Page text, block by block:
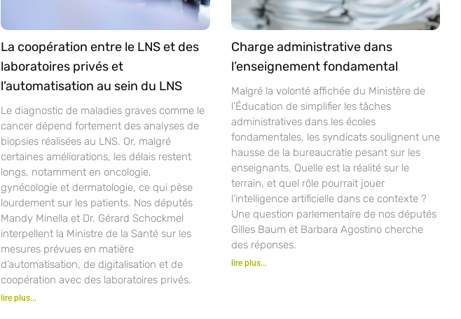
La coopération entre le LNS et des
laboratoires privés et
l’automatisation au sein du LNS
Le diagnostic de maladies graves comme le
cancer dépend fortement des analyses de
biopsies réalisées au LNS. Or, malgré
certaines améliorations, les délais restent
longs, notamment en oncologie,
gynécologie et dermatologie, ce qui pèse
lourdement sur les patients. Nos députés
Mandy Minella et Dr. Gérard Schockmel
interpellent la Ministre de la Santé sur les
mesures prévues en matière
d’automatisation, de digitalisation et de
coopération avec des laboratoires privés.
lire plus...
Charge administrative dans
l’enseignement fondamental
Malgré la volonté affichée du Ministère de
l’Éducation de simplifier les tâches
administratives dans les écoles
fondamentales, les syndicats soulignent une
hausse de la bureaucratie pesant sur les
enseignants. Quelle est la réalité sur le
terrain, et quel rôle pourrait jouer
l’intelligence artificielle dans ce contexte ?
Une question parlementaire de nos députés
Gilles Baum et Barbara Agostino cherche
des réponses.
lire plus...